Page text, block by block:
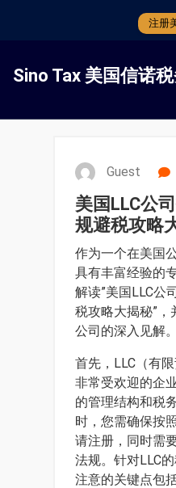
注册
Sino Tax 美国信诺
Guest
美国LLC公
规避税攻略
作为一个在美国
具有丰富经验的
解读”美国LLC公
税攻略大揭秘”，
公司的深入见解。
首先，LLC（有
非常受欢迎的企
的管理结构和税
时，您需确保按
请注册，同时需
法规。针对LLC
注意的关键点包